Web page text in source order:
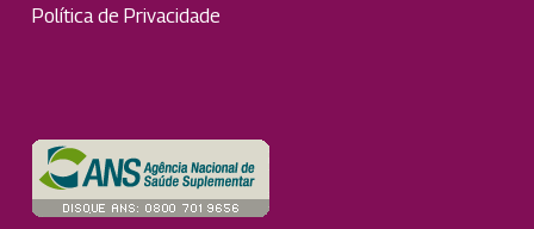
Política de Privacidade